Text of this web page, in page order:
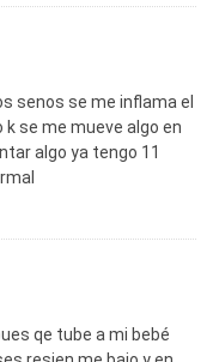
senos se me inflama el
se me mueve algo en
algo ya tengo 11
qe tube a mi bebé